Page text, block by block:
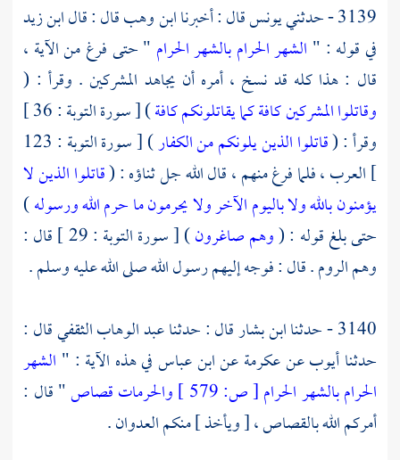
3139 - حدثني
يونسقال : أخبرناابن وهبقال : قالابن زيد
في قوله : " الشهر الحرام بالشهر الحرام " حتى فرغ من الآية ،
قال : هذا كله قد نسخ ، أمره أن يجاهد المشركين . وقرأ : (
وقاتلوا المشركين كافة كما يقاتلونكم كافة
) [ سورة التوبة : 36 ]
وقرأ : (قاتلوا الذين يلونكم من الكفار
) [ سورة التوبة : 123
] العرب ، فلما فرغ منهم ، قال الله جل ثناؤه : (قاتلوا الذين لا
يؤمنون بالله ولا باليوم الآخر ولا يحرمون ما حرم الله ورسوله)
حتى بلغ قوله : (وهم صاغرون
) [ سورة التوبة : 29 ] قال :
وهم الروم . قال : فوجه إليهم رسول الله صلى الله عليه وسلم .
3140 - حدثنا
ابن بشارقال : حدثناعبد الوهاب الثقفيقال :
حدثناأيوبعنعكرمةعنابن عباسفي هذه الآية : " الشهر
الحرام بالشهر الحرام[ص: والحرمات قصاص" قال :
أمركم الله بالقصاص ، [ ويأخذ ] منكم العدوان .